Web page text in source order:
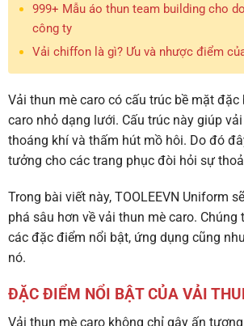
999+ Mẫu áo thun team building cho
công ty
Vải chiffon là gì? Ưu và nhược điểm
Vải thun mè caro có cấu trúc bề mặt
caro nhỏ dạng lưới. Cấu trúc này giúp
thoáng khí và thấm hút mồ hôi. Do đó
tưởng cho các trang phục đòi hỏi sự
Trong bài viết này, TOOLEEVN Uniform
phá sâu hơn về vải thun mè caro. Chúng
các đặc điểm nổi bật, ứng dụng cũng
nó.
ĐẶC ĐIỂM NỔI BẬT CỦA VẢI
Vải thun mè caro không chỉ gây ấn